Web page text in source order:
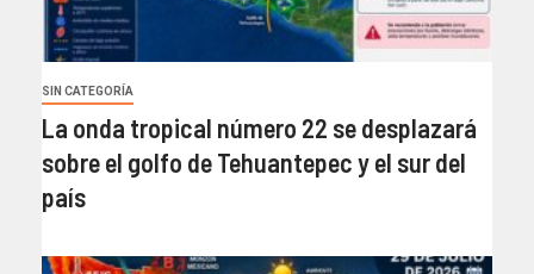
SIN CATEGORÍA
La onda tropical número 22 se desplazará
sobre el golfo de Tehuantepec y el sur del
país